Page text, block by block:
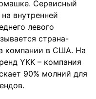
Сервисный
внутренней
левого
страна-
компании в США. На
YKK – компания
90% молний для